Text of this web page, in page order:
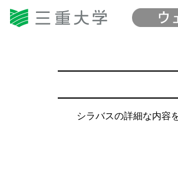
シラバスの詳細な内容